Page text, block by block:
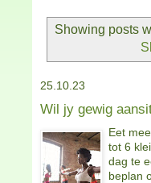
Showing posts
25.10.23
Wil jy gewig
Eet
tot 6
dag te
beplan